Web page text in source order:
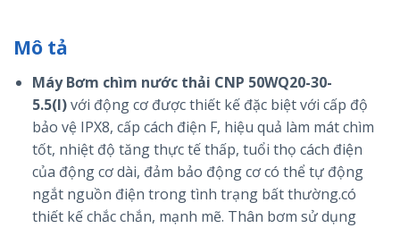
Mô tả
Máy Bơm chìm nước thải CNP 50WQ20-30-
5.5(I)với động cơ được thiết kế đặc biệt với cấp độ
bảo vệ IPX8, cấp cách điện F, hiệu quả làm mát chìm
tốt, nhiệt độ tăng thực tế thấp, tuổi thọ cách điện
của động cơ dài, đảm bảo động cơ có thể tự động
ngắt nguồn điện trong tình trạng bất thường.có
thiết kế chắc chắn, mạnh mẽ. Thân bơm sử dụng